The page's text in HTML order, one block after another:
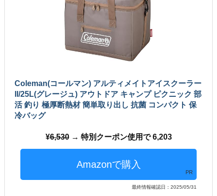
Coleman(コールマン) アルティメイトアイスクーラー
II/25L(グレージュ) アウトドア キャンプ ピクニック 部
活 釣り 極厚断熱材 簡単取り出し 抗菌 コンパクト 保
冷バッグ
6,530→ 特別クーポン使用で 6,203
PR
最終情報確認日：2025/05/31